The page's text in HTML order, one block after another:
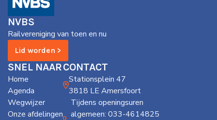
NVBS
Wegwijzer
Mijn
NVBS
NVBS
Railvereniging van toen en nu
Lid worden >
SNEL NAAR
Home
Agenda
Wegwijzer
Onze afdelingen
CONTACT
Stationsplein 47
3818 LE Amersfoort
Tijdens openingsuren
algemeen: 033-4614825